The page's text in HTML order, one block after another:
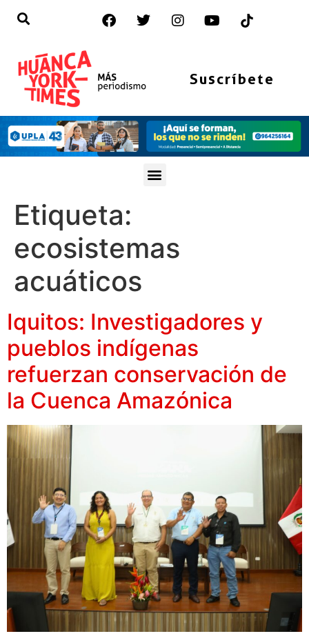
Suscríbete
Etiqueta:
ecosistemas
acuáticos
Iquitos: Investigadores y
pueblos indígenas
refuerzan conservación de
la Cuenca Amazónica